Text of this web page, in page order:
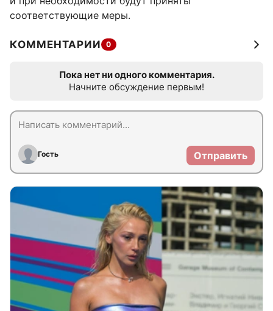
соответствующие меры.
КОММЕНТАРИИ 0
Пока нет ни одного комментария.
Начните обсуждение первым!
Гость Отправить